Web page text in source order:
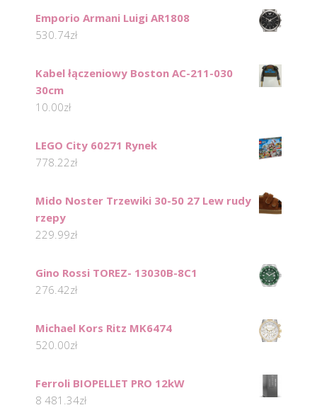
Emporio Armani Luigi AR1808
530.74zł
Kabel łączeniowy Boston AC-211-030
30cm
10.00zł
LEGO City 60271 Rynek
778.22zł
Mido Noster Trzewiki 30-50 27 Lew rudy
rzepy
229.99zł
Gino Rossi TOREZ- 13030B-8C1
276.42zł
Michael Kors Ritz MK6474
520.00zł
Ferroli BIOPELLET PRO 12kW
8 481.34zł